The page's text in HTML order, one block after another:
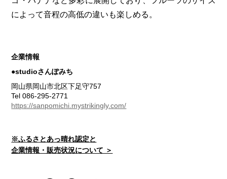
によって音程の高低の違いも楽しめる。
企業情報
●studioさんぽみち
岡山県岡山市北区下足守757
Tel 086-295-2771
https://sanpomichi.mystrikingly.com/
※ふるさとあっ晴れ認定と
企業情報・販売状況について ＞